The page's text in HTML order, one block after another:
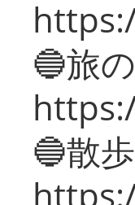
🔵旅
🔵散